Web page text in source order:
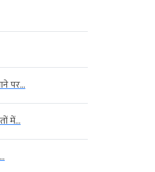
पर...
में...